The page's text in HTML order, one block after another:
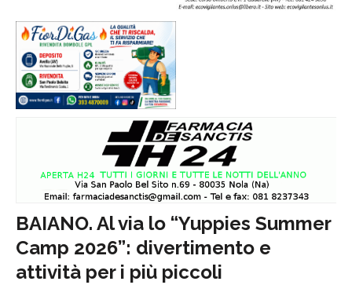
BAIANO. Al via lo “Yuppies Summer
Camp 2026”: divertimento e
attività per i più piccoli